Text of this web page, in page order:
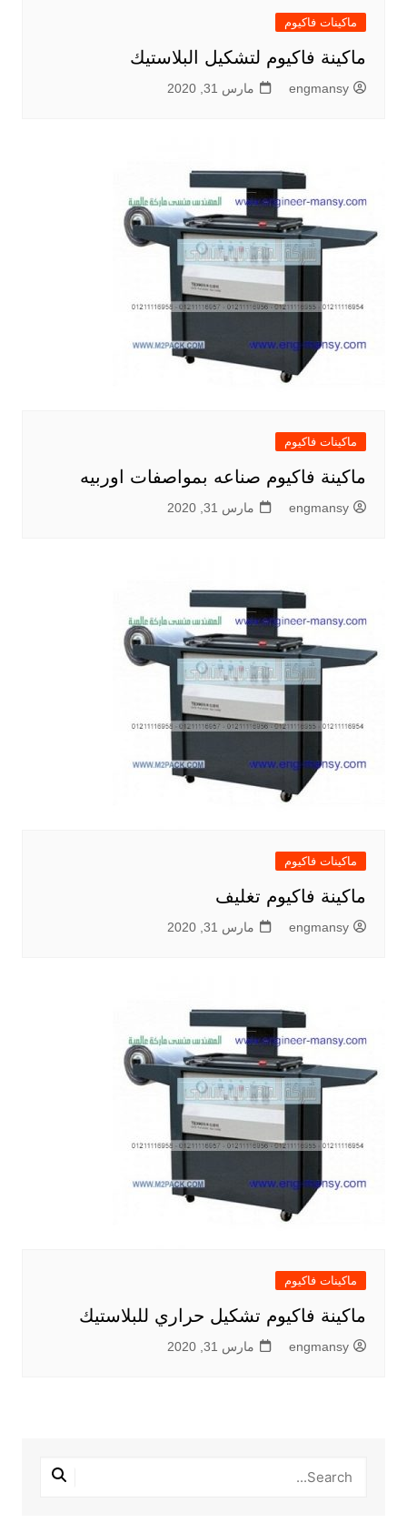
ماكينات فاكيوم
ماكينة فاكيوم لتشكيل البلاستيك
engmansy مارس 31, 2020
ماكينات فاكيوم
ماكينة فاكيوم صناعه بمواصفات اوربيه
engmansy مارس 31, 2020
ماكينات فاكيوم
ماكينة فاكيوم تغليف
engmansy مارس 31, 2020
ماكينات فاكيوم
ماكينة فاكيوم تشكيل حراري للبلاستيك
engmansy مارس 31, 2020